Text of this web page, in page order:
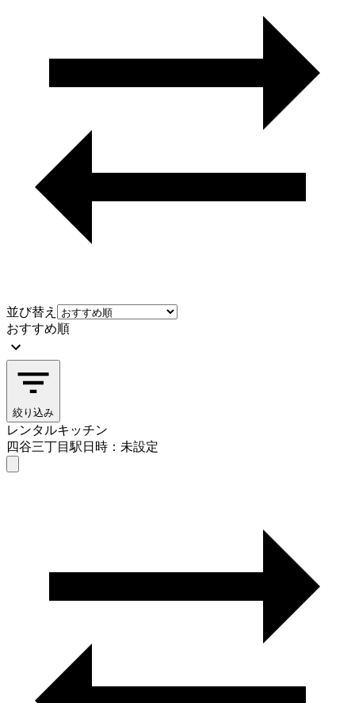
並び替え
おすすめ順
絞り込み
レンタルキッチン
四谷三丁目駅日時：未設定